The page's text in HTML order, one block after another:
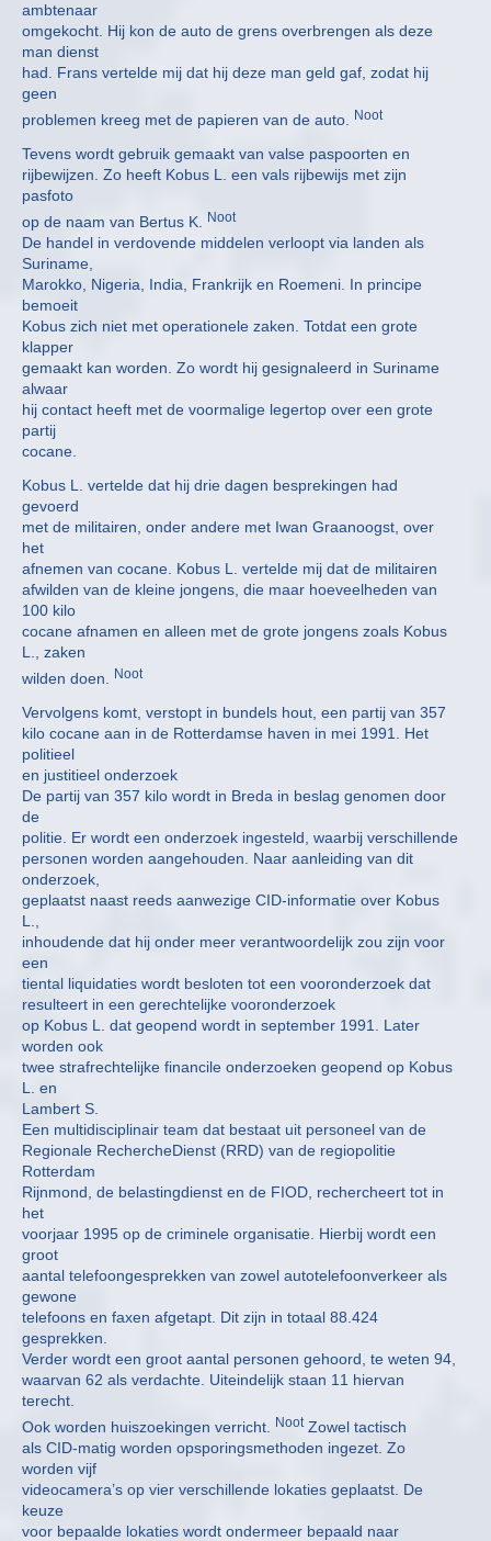
ambtenaar
omgekocht. Hij kon de auto de grens overbrengen als deze
man dienst
had. Frans vertelde mij dat hij deze man geld gaf, zodat hij
geen
problemen kreeg met de papieren van de auto. Noot
Tevens wordt gebruik gemaakt van valse paspoorten en
rijbewijzen. Zo heeft Kobus L. een vals rijbewijs met zijn
pasfoto
op de naam van Bertus K. Noot
De handel in verdovende middelen verloopt via landen als
Suriname,
Marokko, Nigeria, India, Frankrijk en Roemeni. In principe
bemoeit
Kobus zich niet met operationele zaken. Totdat een grote
klapper
gemaakt kan worden. Zo wordt hij gesignaleerd in Suriname
alwaar
hij contact heeft met de voormalige legertop over een grote
partij
cocane.
Kobus L. vertelde dat hij drie dagen besprekingen had
gevoerd
met de militairen, onder andere met Iwan Graanoogst, over
het
afnemen van cocane. Kobus L. vertelde mij dat de militairen
afwilden van de kleine jongens, die maar hoeveelheden van
100 kilo
cocane afnamen en alleen met de grote jongens zoals Kobus
L., zaken
wilden doen. Noot
Vervolgens komt, verstopt in bundels hout, een partij van 357
kilo cocane aan in de Rotterdamse haven in mei 1991. Het
politieel
en justitieel onderzoek
De partij van 357 kilo wordt in Breda in beslag genomen door
de
politie. Er wordt een onderzoek ingesteld, waarbij verschillende
personen worden aangehouden. Naar aanleiding van dit
onderzoek,
geplaatst naast reeds aanwezige CID-informatie over Kobus
L.,
inhoudende dat hij onder meer verantwoordelijk zou zijn voor
een
tiental liquidaties wordt besloten tot een vooronderzoek dat
resulteert in een gerechtelijke vooronderzoek
op Kobus L. dat geopend wordt in september 1991. Later
worden ook
twee strafrechtelijke financile onderzoeken geopend op Kobus
L. en
Lambert S.
Een multidisciplinair team dat bestaat uit personeel van de
Regionale RechercheDienst (RRD) van de regiopolitie
Rotterdam
Rijnmond, de belastingdienst en de FIOD, rechercheert tot in
het
voorjaar 1995 op de criminele organisatie. Hierbij wordt een
groot
aantal telefoongesprekken van zowel autotelefoonverkeer als
gewone
telefoons en faxen afgetapt. Dit zijn in totaal 88.424
gesprekken.
Verder wordt een groot aantal personen gehoord, te weten 94,
waarvan 62 als verdachte. Uiteindelijk staan 11 hiervan
terecht.
Ook worden huiszoekingen verricht. NootZowel tactisch
als CID-matig worden opsporingsmethoden ingezet. Zo
worden vijf
videocamera’s op vier verschillende lokaties geplaatst. De
keuze
voor bepaalde lokaties wordt ondermeer bepaald naar